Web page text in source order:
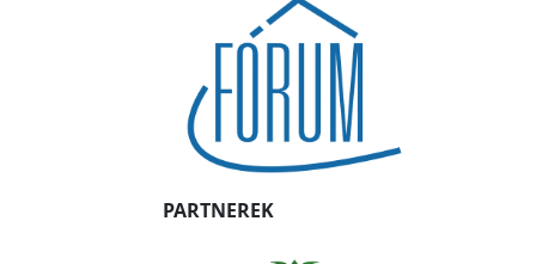
PARTNEREK